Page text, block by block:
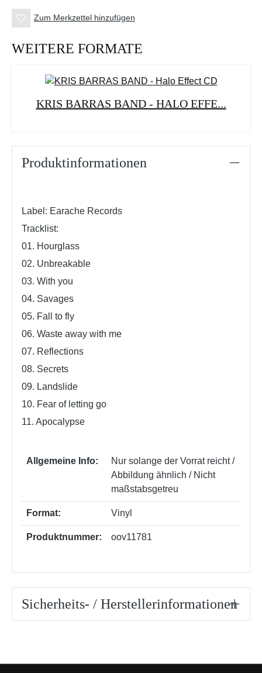
Zum Merkzettel hinzufügen
WEITERE FORMATE
KRIS BARRAS BAND - HALO EFFE...
Produktinformationen
Label: Earache Records
Tracklist:
01. Hourglass
02. Unbreakable
03. With you
04. Savages
05. Fall to fly
06. Waste away with me
07. Reflections
08. Secrets
09. Landslide
10. Fear of letting go
11. Apocalypse
Allgemeine Info:
Nur solange der Vorrat reicht /
Abbildung ähnlich / Nicht
maßstabsgetreu
Format: Vinyl
Produktnummer: oov11781
Sicherheits- / Herstellerinformationen